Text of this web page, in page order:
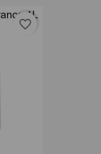
favorite_border